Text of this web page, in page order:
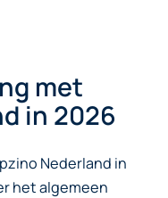
met
in 2026
Nederland in
het algemeen